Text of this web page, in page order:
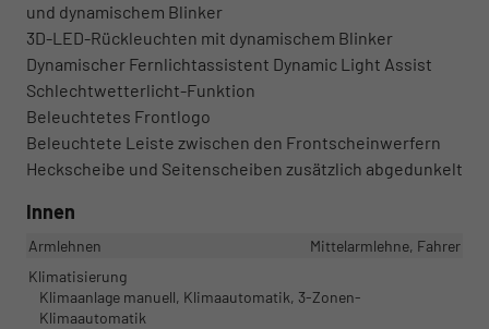
und dynamischem Blinker
3D-LED-Rückleuchten mit dynamischem Blinker
Dynamischer Fernlichtassistent Dynamic Light Assist
Schlechtwetterlicht-Funktion
Beleuchtetes Frontlogo
Beleuchtete Leiste zwischen den Frontscheinwerfern
Heckscheibe und Seitenscheiben zusätzlich abgedunkelt
Innen
Armlehnen
Mittelarmlehne, Fahrer
Klimatisierung
Klimaanlage manuell, Klimaautomatik, 3-Zonen-
Klimaautomatik